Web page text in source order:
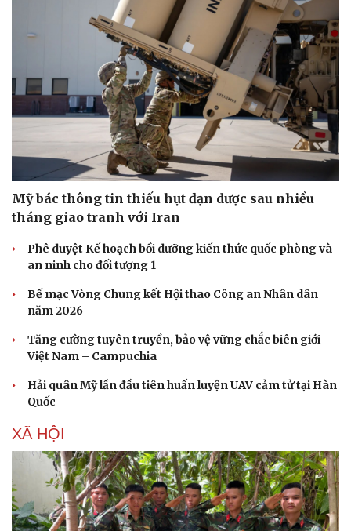
Mỹ bác thông tin thiếu hụt đạn dược sau nhiều
tháng giao tranh với Iran
Phê duyệt Kế hoạch bồi dưỡng kiến thức quốc phòng và
an ninh cho đối tượng 1
Bế mạc Vòng Chung kết Hội thao Công an Nhân dân
năm 2026
Tăng cường tuyên truyền, bảo vệ vững chắc biên giới
Việt Nam – Campuchia
Hải quân Mỹ lần đầu tiên huấn luyện UAV cảm tử tại Hàn
Quốc
XÃ HỘI